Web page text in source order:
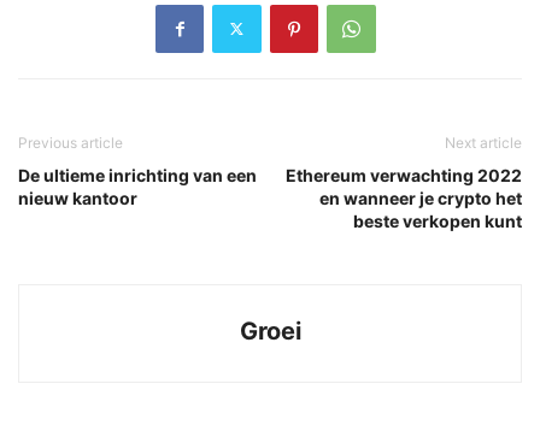
Previous article
De ultieme inrichting van een
nieuw kantoor
Next article
Ethereum verwachting 2022
en wanneer je crypto het
beste verkopen kunt
Groei